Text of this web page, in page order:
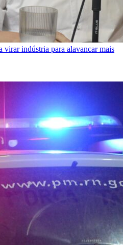
virar indústria para alavancar mais